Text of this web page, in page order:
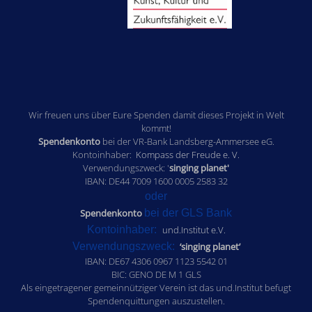
Wir freuen uns über Eure Spenden damit dieses Projekt in Welt
kommt!
Spendenkontobei der VR-Bank Landsberg-Ammersee eG.
Kontoinhaber: Kompass der Freude e. V.
Verwendungszweck: 'singing planet'
IBAN: DE44 7009 1600 0005 2583 32
oder
Spendenkonto bei der GLS Bank
Kontoinhaber: und.Institut e.V.
Verwendungszweck: ‘singing planet’
IBAN: DE67 4306 0967 1123 5542 01
BIC: GENO DE M 1 GLS
Als eingetragener gemeinnütziger Verein ist das und.Institut befugt
Spendenquittungen auszustellen.